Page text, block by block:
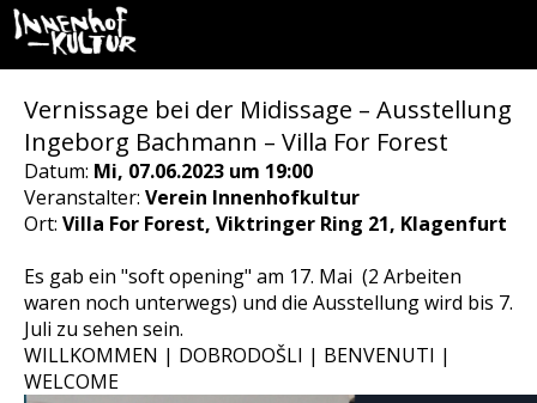
Vernissage bei der Midissage – Ausstellung
Ingeborg Bachmann – Villa For Forest
Datum: Mi, 07.06.2023 um 19:00
Veranstalter: Verein Innenhofkultur
Ort: Villa For Forest, Viktringer Ring 21, Klagenfurt
Es gab ein "soft opening" am 17. Mai (2 Arbeiten
waren noch unterwegs) und die Ausstellung wird bis 7.
Juli zu sehen sein.
WILLKOMMEN | DOBRODOŠLI | BENVENUTI |
WELCOME